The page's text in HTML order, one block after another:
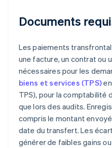
Documents
Les paiements
une facture, un contrat ou
nécessaires pour les
biens et services (TPS)
TPS), pour la comptabilité
que lors des audits.
compris le montant
date du transfert. Les
générer de faibles gains